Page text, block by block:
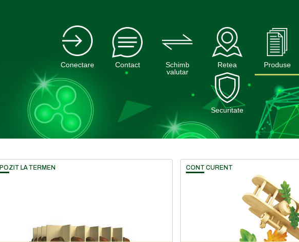
Conectare Contact
Schimb
valutar
Retea Produse
Securitate
LA TERMEN CONT CURENT